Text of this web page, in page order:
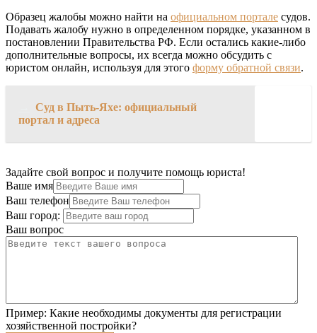
Образец жалобы можно найти на официальном портале судов.
Подавать жалобу нужно в определенном порядке, указанном в
постановлении Правительства РФ. Если остались какие-либо
дополнительные вопросы, их всегда можно обсудить с
юристом онлайн, используя для этого форму обратной связи.
Суд в Пыть-Яхе: официальный
портал и адреса
Задайте свой вопрос и получите помощь юриста!
Ваше имя
Ваш телефон
Ваш город:
Ваш вопрос
Пример: Какие необходимы документы для регистрации
хозяйственной постройки?